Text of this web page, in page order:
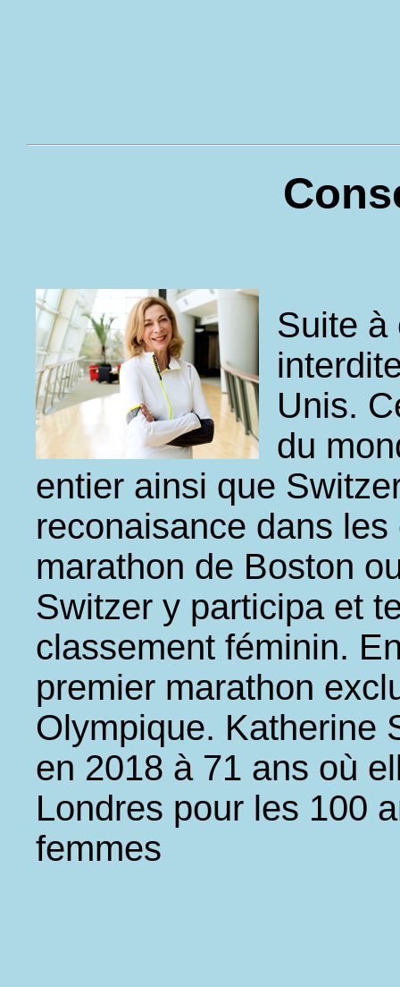
Suite à
Unis.
du
entier ainsi que
reconaisance dans
marathon de Boston
Switzer y participa et
classement féminin.
premier marathon
Olympique. Katherine
en 2018 à 71 ans où
Londres pour les 100
femmes